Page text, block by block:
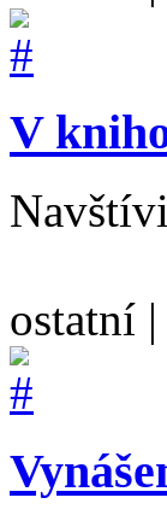
V
ostatní |